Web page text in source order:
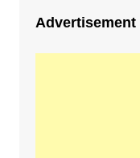
Advertisement